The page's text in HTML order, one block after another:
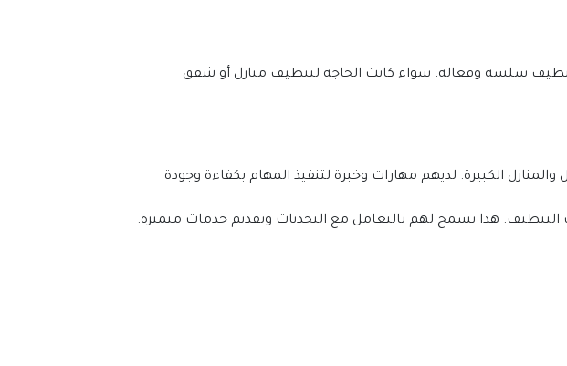
هذا يسمح لهم بالتعامل مع التحديات وتقديم خدمات متميزة.